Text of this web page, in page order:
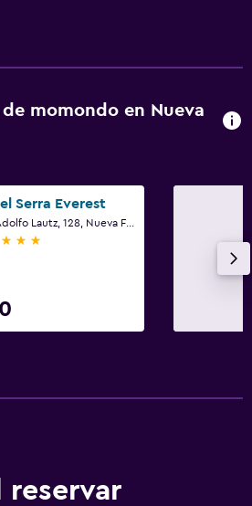
momondo en Nueva
Serra Everest
3 estrellas
reservar